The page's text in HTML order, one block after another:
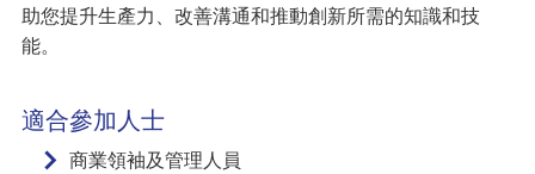
助您提升生產力、改善溝通和推動創新所需的知識和技
能。
適合參加人士
商業領袖及管理人員